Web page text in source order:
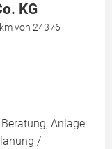
KG
von 24376
Anlage
/